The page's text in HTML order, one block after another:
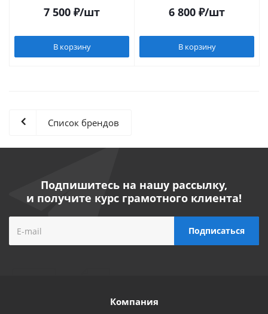
7 500 ₽/шт
В корзину
6 800 ₽/шт
В корзину
Список брендов
Подпишитесь на нашу рассылку,
и получите курс грамотного клиента!
Компания